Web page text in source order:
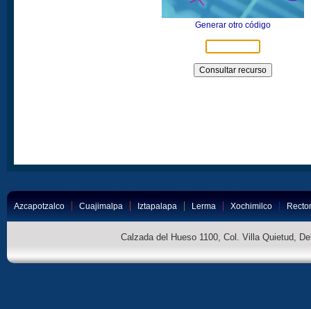
Generar otro código
Azcapotzalco Cuajimalpa Iztapalapa Lerma Xochimilco
Calzada del Hueso 1100, Col. Villa Quietud,